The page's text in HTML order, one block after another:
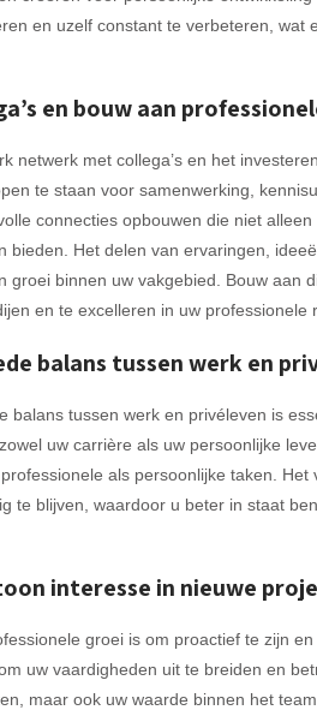
en uzelf constant te verbeteren, wat
en bouw aan
netwerk met collega’s en het
te staan voor samenwerking,
connecties opbouwen die niet
bieden. Het delen van ervaringen,
groei binnen uw vakgebied. Bouw
en te excelleren in uw professionele
balans tussen werk en
balans tussen werk en privéleven is
uw carrière als uw persoonlijke
als persoonlijke taken.
te blijven, waardoor u beter in staat
interesse in nieuwe
groei is om proactief te zijn
uw vaardigheden uit te breiden en
maar ook uw waarde binnen het